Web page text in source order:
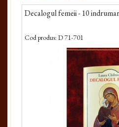
Decalogul femeii - 10
Cod produs: D 71-701